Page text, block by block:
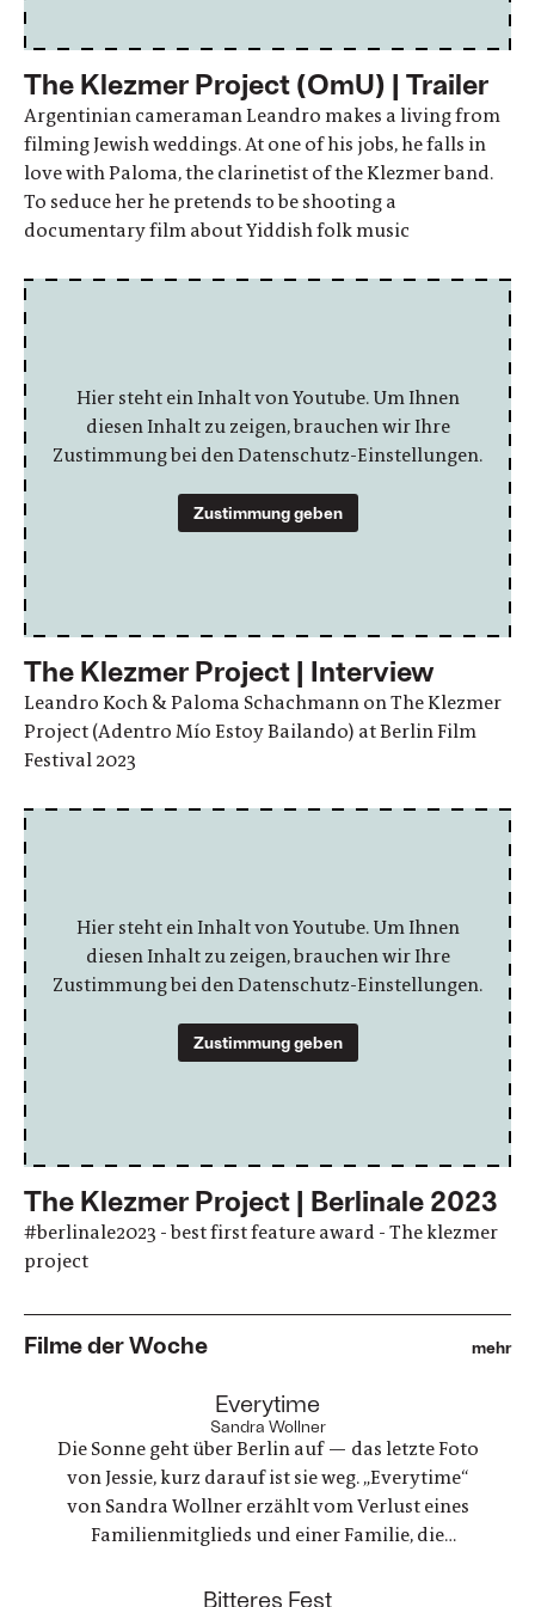
The Klezmer Project (OmU) | Trailer
Argentinian cameraman Leandro makes a living from
filming Jewish weddings. At one of his jobs, he falls in
love with Paloma, the clarinetist of the Klezmer band.
To seduce her he pretends to be shooting a
documentary film about Yiddish folk music
Hier steht ein Inhalt von Youtube. Um Ihnen
diesen Inhalt zu zeigen, brauchen wir Ihre
Zustimmung bei den Datenschutz-Einstellungen.
Zustimmung geben
The Klezmer Project | Interview
Leandro Koch & Paloma Schachmann on The Klezmer
Project (Adentro Mío Estoy Bailando) at Berlin Film
Festival 2023
Hier steht ein Inhalt von Youtube. Um Ihnen
diesen Inhalt zu zeigen, brauchen wir Ihre
Zustimmung bei den Datenschutz-Einstellungen.
Zustimmung geben
The Klezmer Project | Berlinale 2023
#berlinale2023 - best first feature award - The klezmer
project
Filme der Woche mehr
Everytime
Sandra Wollner
Die Sonne geht über Berlin auf — das letzte Foto
von Jessie, kurz darauf ist sie weg. „Everytime“
von Sandra Wollner erzählt vom Verlust eines
Familienmitglieds und einer Familie, die
ungewöhnlicher Familienurlaub wird zu einem
Bitteres Fest